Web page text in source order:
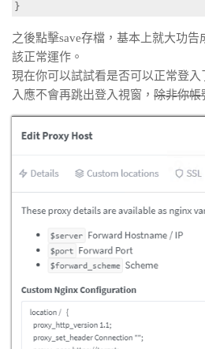
}
之後點擊save存檔，基本上就大功
該正常運作。
現在你可以試試看是否可以正常登
入應不會再跳出登入視窗， 除非你帳